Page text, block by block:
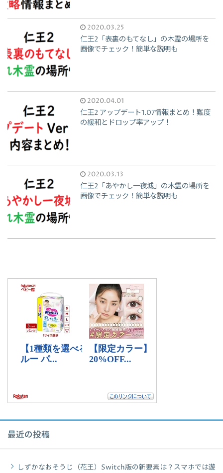
2020.03.25
仁王2「表裏のもてなし」の木霊の場所を
画像でチェック！簡単な説明も
2020.04.01
仁王2 アップデート1.07情報まとめ！難度
の緩和とドロップ率アップ！
2020.03.13
仁王2「あやかし一夜城」の木霊の場所を
画像でチェック！簡単な説明も
最近の投稿
しずかなおそうじ（花王）Switch版の新要素は？スマホでは遊